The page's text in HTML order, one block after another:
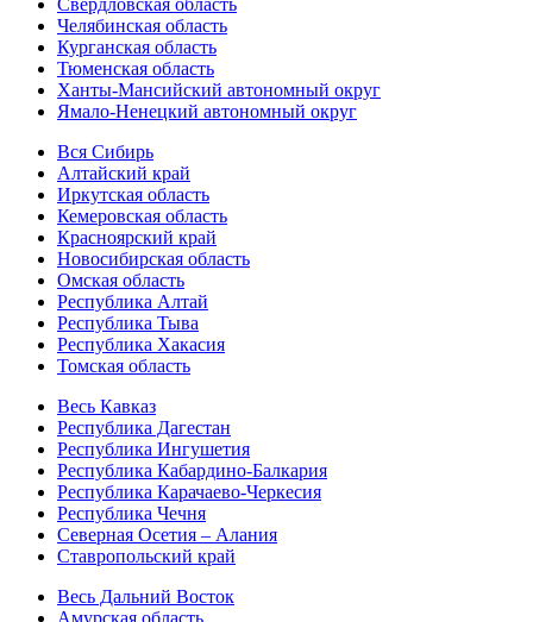
Свердловская область
Челябинская область
Курганская область
Тюменская область
Ханты-Мансийский автономный округ
Ямало-Ненецкий автономный округ
Вся Сибирь
Алтайский край
Иркутская область
Кемеровская область
Красноярский край
Новосибирская область
Омская область
Республика Алтай
Республика Тыва
Республика Хакасия
Томская область
Весь Кавказ
Республика Дагестан
Республика Ингушетия
Республика Кабардино-Балкария
Республика Карачаево-Черкесия
Республика Чечня
Северная Осетия – Алания
Ставропольский край
Весь Дальний Восток
Амурская область